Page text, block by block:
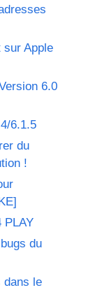
sur Apple
6.0
6.1.5
du
!
PLAY
du
dans le